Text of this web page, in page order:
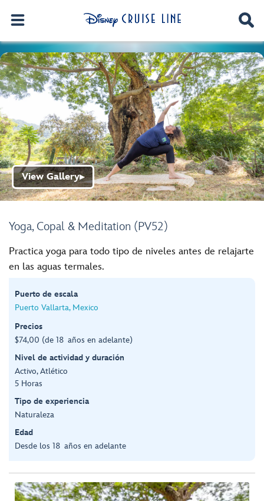
Yoga, Copal & Meditation (PV52)
View Gallery▶
Practica yoga para todo tipo de niveles antes de relajarte
en las aguas termales.
Puerto de escala
Puerto Vallarta, Mexico
Precios
$74,00 (de 18 años en adelante)
Nivel de actividad y duración
Activo, Atlético
5 Horas
Tipo de experiencia
Naturaleza
Edad
Desde los 18 años en adelante